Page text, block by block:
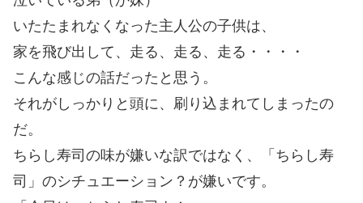
いたたまれなくなった主人公の子供は、
家を飛び出して、走る、走る、走る・・・・
こんな感じの話だったと思う。
それがしっかりと頭に、刷り込まれてしまったの
だ。
ちらし寿司の味が嫌いな訳ではなく、「ちらし寿
司」のシチュエーション？が嫌いです。